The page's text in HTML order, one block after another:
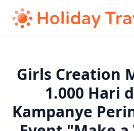
Girls Creation
1.000 Hari
Kampanye